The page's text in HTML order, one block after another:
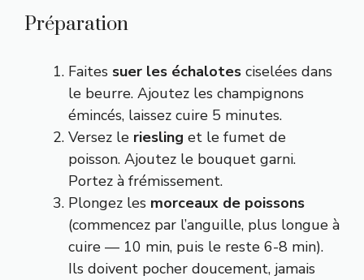
Préparation
Faites suer les échalotes ciselées dans
le beurre. Ajoutez les champignons
émincés, laissez cuire 5 minutes.
Versez le riesling et le fumet de
poisson. Ajoutez le bouquet garni.
Portez à frémissement.
Plongez les morceaux de poissons
(commencez par l’anguille, plus longue à
cuire — 10 min, puis le reste 6-8 min).
Ils doivent pocher doucement, jamais